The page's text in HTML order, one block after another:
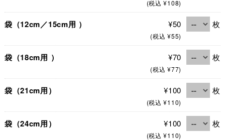
(税込 ¥108)
袋（12cm／15cm用 ） ¥50
(税込 ¥55)
枚
袋（18cm用 ） ¥70
(税込 ¥77)
枚
袋（21cm用） ¥100
(税込 ¥110)
枚
袋（24cm用） ¥100
(税込 ¥110)
枚